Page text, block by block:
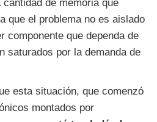
de memoria que
que el problema no es aislado
componente que dependa de
saturados por la demanda de
esta situación, que comenzó
montados por